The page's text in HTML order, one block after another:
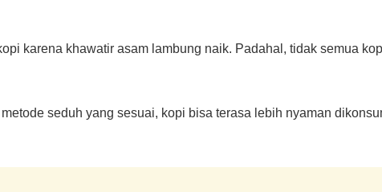
karena khawatir asam lambung naik. Padahal, tidak semua
seduh yang sesuai, kopi bisa terasa lebih nyaman